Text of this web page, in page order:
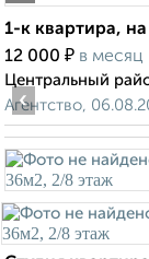
1-к квартира,
12 000 ₽ в месяц
Центральный
Агентство,
‹